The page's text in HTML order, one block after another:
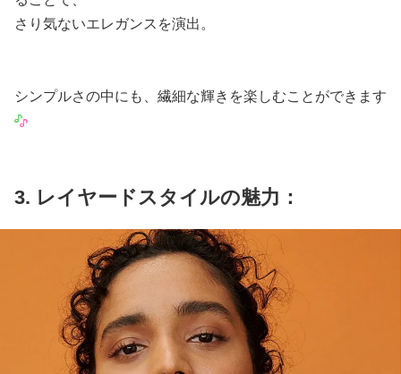
さり気ないエレガンスを演出。
シンプルさの中にも、繊細な輝きを楽しむことができます
3. レイヤードスタイルの魅力：